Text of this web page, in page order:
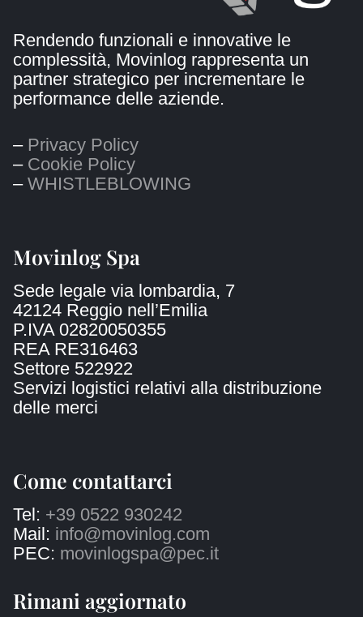
Rendendo funzionali e innovative le
complessità, Movinlog rappresenta un
partner strategico per incrementare le
performance delle aziende.
– Privacy Policy
– Cookie Policy
– WHISTLEBLOWING
Movinlog Spa
Sede legale via lombardia, 7
42124 Reggio nell’Emilia
P.IVA 02820050355
REA RE316463
Settore 522922
Servizi logistici relativi alla distribuzione
delle merci
Come contattarci
Tel: +39 0522 930242
Mail: info@movinlog.com
PEC: movinlogspa@pec.it
Rimani aggiornato